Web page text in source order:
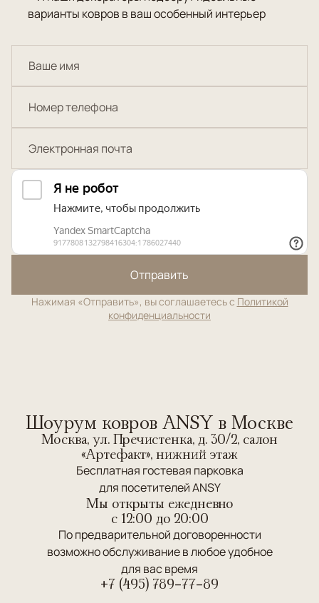
варианты ковров в ваш особенный интерьер
Отправить
Нажимая «Отправить», вы соглашаетесь с Политикой
конфиденциальности
Шоурум ковров ANSY в Москве
Москва, ул. Пречистенка, д. 30/2, салон
«Артефакт», нижний этаж
Бесплатная гостевая парковка
для посетителей ANSY
Мы открыты ежедневно
c 12:00 до 20:00
По предварительной договоренности
возможно обслуживание в любое удобное
для вас время
+7 (495) 789-77-89